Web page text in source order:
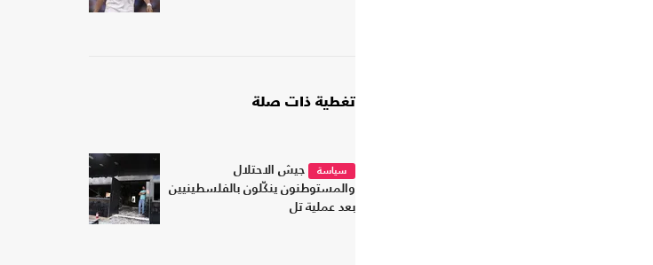
تغطية ذات صلة
سياسة
جيش الاحتلال
والمستوطنون ينكّلون بالفلسطينيين
بعد عملية تل